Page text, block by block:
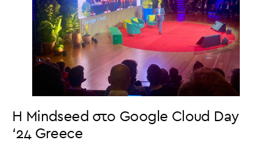
Η Μindseed στο Google Cloud Day
‘24 Greece